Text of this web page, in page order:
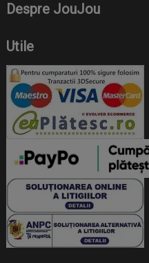
Despre JouJou
Utile